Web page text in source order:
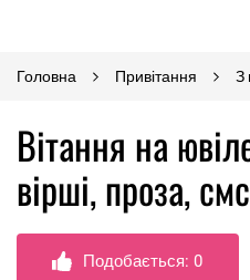
Головна Привітання З
Вітання на
вірші, проза, смс
Подобається:0